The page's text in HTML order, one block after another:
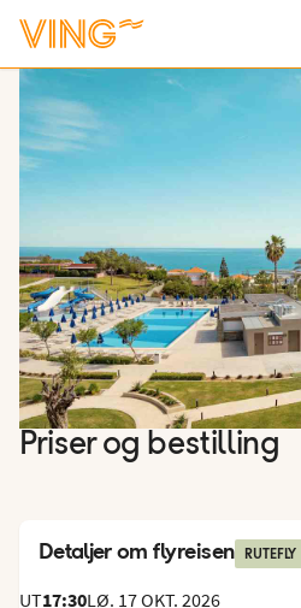
Se bilder og film
Priser og bestilling
Detaljer om flyreisen RUTEFLY
UT17:30LØ. 17 OKT. 2026